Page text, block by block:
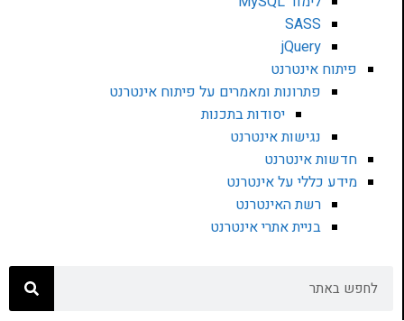
SASS
jQuery
פיתוח אינטרנט
פתרונות ומאמרים על פיתוח אינטרנט
יסודות בתכנות
נגישות אינטרנט
חדשות אינטרנט
מידע כללי על אינטרנט
רשת האינטרנט
בניית אתרי אינטרנט